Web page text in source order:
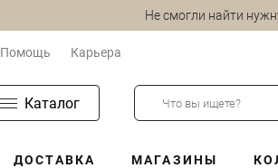
Не смогли найти
Помощь Карьера
Каталог
ДОСТАВКА МАГАЗИНЫ